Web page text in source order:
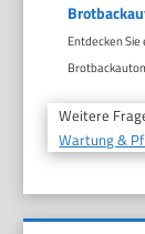
Entdecken
Weitere
Wartung &